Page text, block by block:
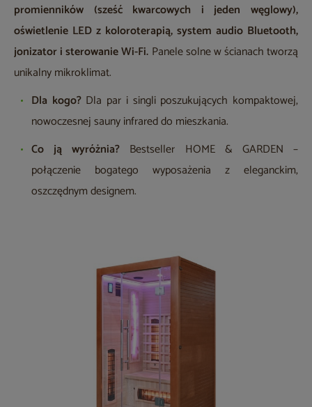
promienników (sześć kwarcowych i jeden węglowy),
oświetlenie LED z koloroterapią, system audio Bluetooth,
jonizator i sterowanie Wi-Fi. Panele solne w ścianach tworzą
unikalny mikroklimat.
Dla kogo?Dla par i singli poszukujących kompaktowej,
nowoczesnej sauny infrared do mieszkania.
Co ją wyróżnia? Bestseller HOME & GARDEN –
połączenie bogatego wyposażenia z eleganckim,
oszczędnym designem.